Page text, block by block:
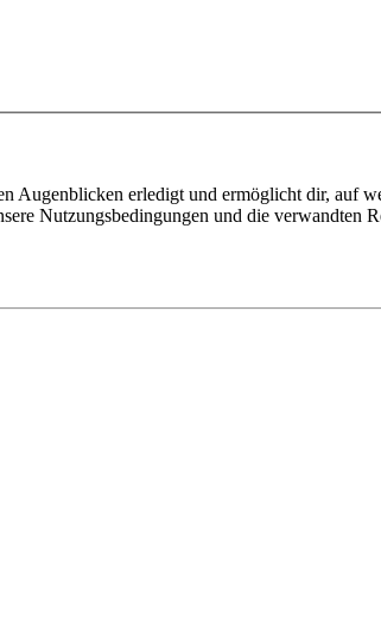
Augenblicken erledigt und ermöglicht dir, auf
Nutzungsbedingungen und die verwandten